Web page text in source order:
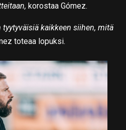
korostaa Gómez.
kaikkeen siihen, mitä
toteaa lopuksi.